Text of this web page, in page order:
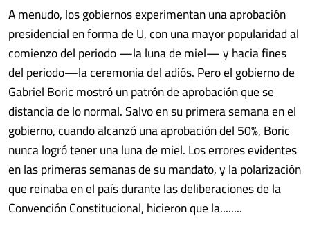
A menudo, los gobiernos experimentan una aprobación
presidencial en forma de U, con una mayor popularidad al
comienzo del periodo —la luna de miel— y hacia fines
del periodo—la ceremonia del adiós. Pero el gobierno de
Gabriel Boric mostró un patrón de aprobación que se
distancia de lo normal. Salvo en su primera semana en el
gobierno, cuando alcanzó una aprobación del 50%, Boric
nunca logró tener una luna de miel. Los errores evidentes
en las primeras semanas de su mandato, y la polarización
que reinaba en el país durante las deliberaciones de la
Convención Constitucional, hicieron que la........